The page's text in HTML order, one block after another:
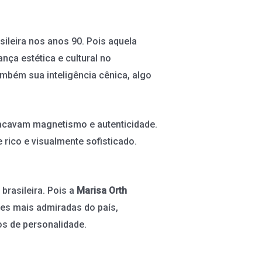
nos anos 90. Pois aquela
estética e cultural no
sua inteligência cênica, algo
magnetismo e autenticidade.
rico e visualmente sofisticado.
Pois a Marisa Orth
mais admiradas do país,
de personalidade.